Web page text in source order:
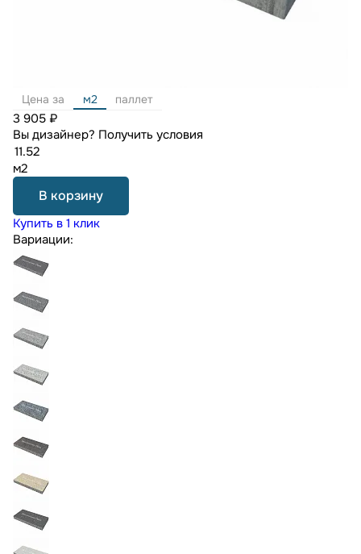
Цена за м2 паллет
3 905 ₽
Вы дизайнер? Получить условия
м2
В корзину
Купить в 1 клик
Вариации: